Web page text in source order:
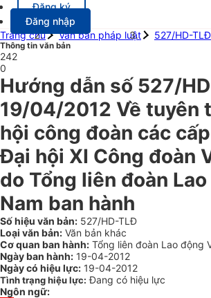
Đăng ký
Đăng nhập
Trang chủ
Văn bản pháp luật 527/HD-TLĐ
Thông tin văn bản
242
0
Hướng dẫn số 527/
19/04/2012 Về tuyên
hội công đoàn các
Đại hội XI Công đoàn
do Tổng liên đoàn
Nam ban hành
Số hiệu văn bản: 527/HD-TLĐ
Loại văn bản: Văn bản khác
Cơ quan ban hành: Tổng liên đoàn Lao động
Ngày ban hành: 19-04-2012
Ngày có hiệu lực: 19-04-2012
Tình trạng hiệu lực: Đang có hiệu lực
Ngôn ngữ: